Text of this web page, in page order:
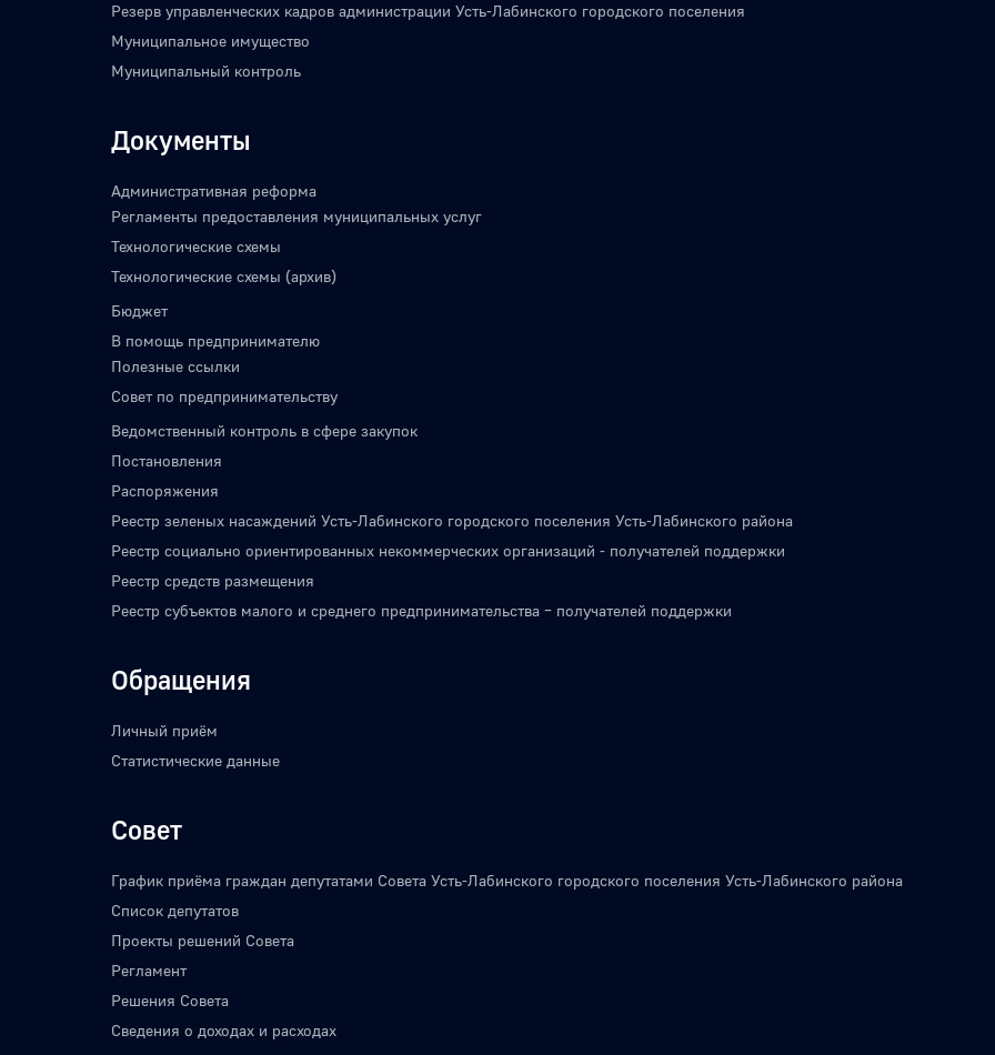
Резерв управленческих кадров администрации Усть-Лабинского городского поселения
Муниципальное имущество
Муниципальный контроль
Документы
Административная реформа
Регламенты предоставления муниципальных услуг
Технологические схемы
Технологические схемы (архив)
Бюджет
В помощь предпринимателю
Полезные ссылки
Совет по предпринимательству
Ведомственный контроль в сфере закупок
Постановления
Распоряжения
Реестр зеленых насаждений Усть-Лабинского городского поселения Усть-Лабинского района
Реестр социально ориентированных некоммерческих организаций - получателей поддержки
Реестр средств размещения
Реестр субъектов малого и среднего предпринимательства – получателей поддержки
Обращения
Личный приём
Статистические данные
Совет
График приёма граждан депутатами Совета Усть-Лабинского городского поселения Усть-Лабинского района
Список депутатов
Проекты решений Совета
Регламент
Решения Совета
Сведения о доходах и расходах